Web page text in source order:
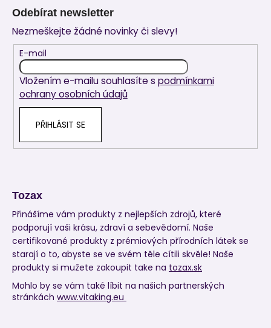
Odebírat newsletter
Nezmeškejte žádné novinky či slevy!
E-mail
Vložením e-mailu souhlasíte s podmínkami
ochrany osobních údajů
PŘIHLÁSIT SE
Tozax
Přinášíme vám produkty z nejlepších zdrojů, které
podporují vaši krásu, zdraví a sebevědomí. Naše
certifikované produkty z prémiových přírodních látek se
starají o to, abyste se ve svém těle cítili skvěle! Naše
produkty si mužete zakoupit take na tozax.sk
Mohlo by se vám také líbit na našich partnerských
stránkách www.vitaking.eu